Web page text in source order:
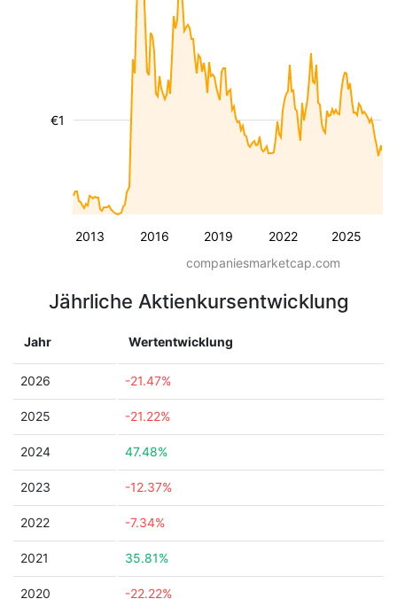
2013 2016 2019 2022 2025
€1
companiesmarketcap.com
Jährliche Aktienkursentwicklung
Jahr Wertentwicklung
2026 -21.47%
2025 -21.22%
2024 47.48%
2023 -12.37%
2022 -7.34%
2021 35.81%
2020 -22.22%